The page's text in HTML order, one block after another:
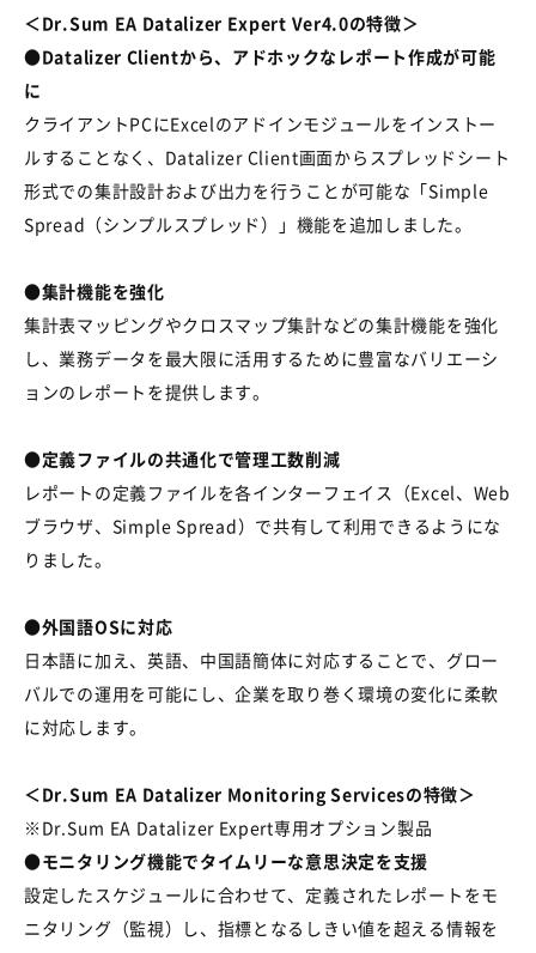
＜Dr.Sum EA Datalizer Expert Ver4.0の特徴＞
●Datalizer Clientから、アドホックなレポート作成が可能
に
クライアントPCにExcelのアドインモジュールをインストー
ルすることなく、Datalizer Client画面からスプレッドシート
形式での集計設計および出力を行うことが可能な「Simple
Spread（シンプルスプレッド）」機能を追加しました。
●集計機能を強化
集計表マッピングやクロスマップ集計などの集計機能を強化
し、業務データを最大限に活用するために豊富なバリエーシ
ョンのレポートを提供します。
●定義ファイルの共通化で管理工数削減
レポートの定義ファイルを各インターフェイス（Excel、Web
ブラウザ、Simple Spread）で共有して利用できるようにな
りました。
●外国語OSに対応
日本語に加え、英語、中国語簡体に対応することで、グロー
バルでの運用を可能にし、企業を取り巻く環境の変化に柔軟
に対応します。
＜Dr.Sum EA Datalizer Monitoring Servicesの特徴＞
※Dr.Sum EA Datalizer Expert専用オプション製品
●モニタリング機能でタイムリーな意思決定を支援
設定したスケジュールに合わせて、定義されたレポートをモ
ニタリング（監視）し、指標となるしきい値を超える情報を